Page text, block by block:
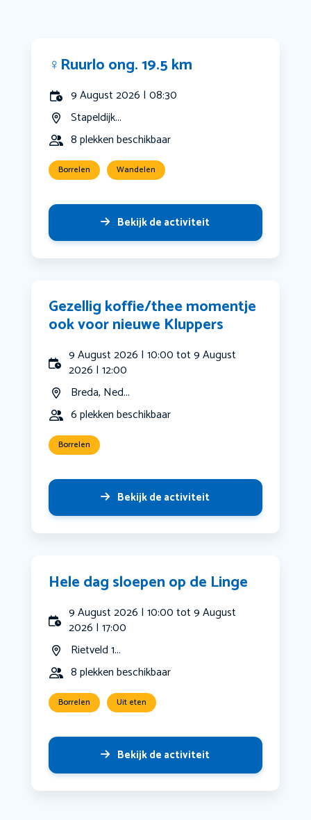
‍♀️Ruurlo ong. 19.5 km
9 August 2026 | 08:30
Stapeldijk...
8 plekken beschikbaar
Borrelen Wandelen
Bekijk de activiteit
Gezellig koffie/thee momentje
ook voor nieuwe Kluppers
9 August 2026 | 10:00 tot 9 August
2026 | 12:00
Breda, Ned...
6 plekken beschikbaar
Borrelen
Bekijk de activiteit
Hele dag sloepen op de Linge
9 August 2026 | 10:00 tot 9 August
2026 | 17:00
Rietveld 1...
8 plekken beschikbaar
Borrelen Uit eten
Bekijk de activiteit